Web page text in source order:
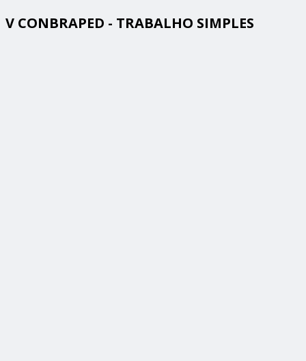
V CONBRAPED - TRABALHO SIMPLES